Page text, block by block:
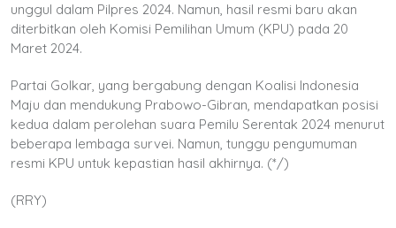
unggul dalam Pilpres 2024. Namun, hasil resmi baru akan
diterbitkan oleh Komisi Pemilihan Umum (KPU) pada 20
Maret 2024.
Partai Golkar, yang bergabung dengan Koalisi Indonesia
Maju dan mendukung Prabowo-Gibran, mendapatkan posisi
kedua dalam perolehan suara Pemilu Serentak 2024 menurut
beberapa lembaga survei. Namun, tunggu pengumuman
resmi KPU untuk kepastian hasil akhirnya. (*/)
(RRY)